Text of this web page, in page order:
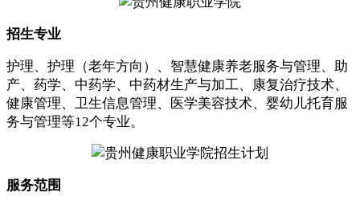
招生专业
护理、护理（老年方向）、智慧健康养老服务与管理、助
产、药学、中药学、中药材生产与加工、康复治疗技术、
健康管理、卫生信息管理、医学美容技术、婴幼儿托育服
务与管理等12个专业。
服务范围